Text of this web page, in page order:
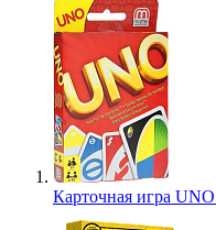
Карточная игра